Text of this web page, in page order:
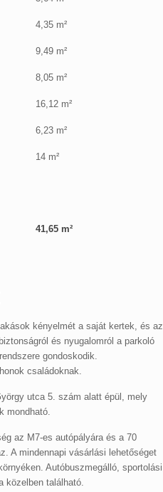
4,35 m²
9,49 m²
8,05 m²
16,12 m²
6,23 m²
14 m²
41,65 m²
kényelmét a saját kertek, és az
és nyugalomról a parkoló
gondoskodik.
családoknak.
utca 5. szám alatt épül, mely
mondható.
az M7-es autópályára és a 70
A mindennapi vásárlási lehetőséget
Autóbuszmegálló, sportolási
közelben található.